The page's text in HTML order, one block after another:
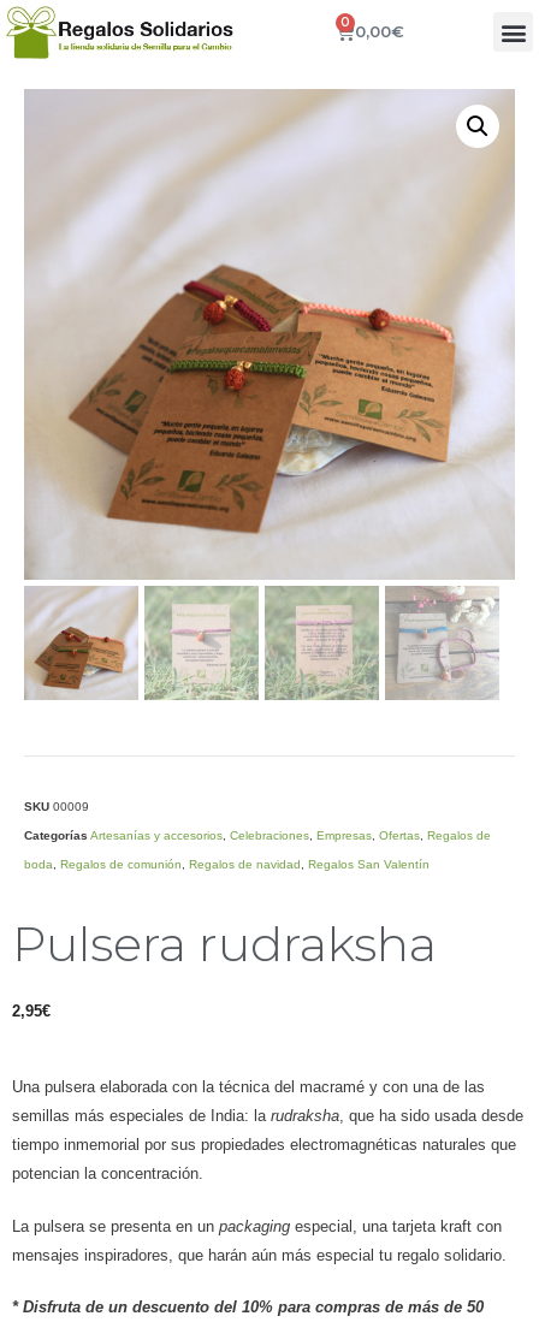
0,00€
0
SKU 00009
Categorías Artesanías y accesorios Celebraciones Empresas Ofertas Regalos de
boda Regalos de comunión Regalos de navidad Regalos San Valentín
Pulsera rudraksha
2,95€
Una pulsera elaborada con la técnica del macramé y con una de las
semillas más especiales de India: la rudraksha, que ha sido usada desde
tiempo inmemorial por sus propiedades electromagnéticas naturales que
potencian la concentración.
La pulsera se presenta en un packaging especial, una tarjeta kraft con
mensajes inspiradores, que harán aún más especial tu regalo solidario.
* Disfruta de un descuento del 10% para compras de más de 50